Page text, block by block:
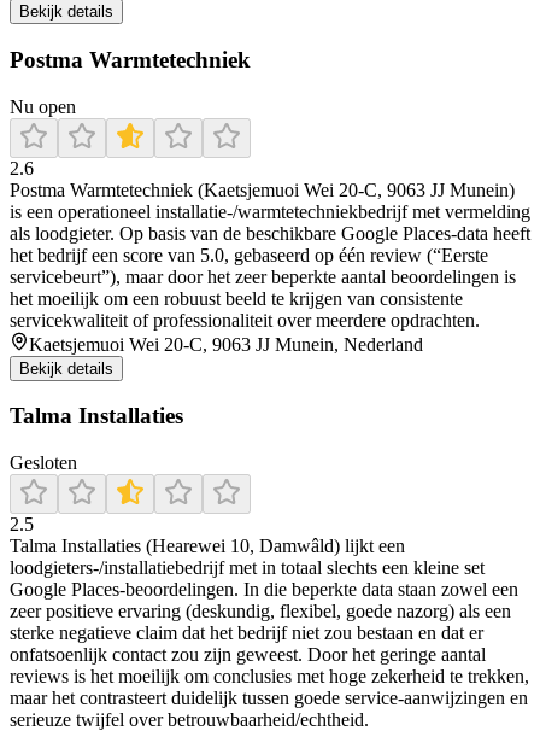
Bekijk details
Postma Warmtetechniek
Nu open
2.6
Postma Warmtetechniek (Kaetsjemuoi Wei 20-C, 9063 JJ Munein)
is een operationeel installatie-/warmtetechniekbedrijf met vermelding
als loodgieter. Op basis van de beschikbare Google Places-data heeft
het bedrijf een score van 5.0, gebaseerd op één review (“Eerste
servicebeurt”), maar door het zeer beperkte aantal beoordelingen is
het moeilijk om een robuust beeld te krijgen van consistente
servicekwaliteit of professionaliteit over meerdere opdrachten.
Kaetsjemuoi Wei 20-C, 9063 JJ Munein, Nederland
Bekijk details
Talma Installaties
Gesloten
2.5
Talma Installaties (Hearewei 10, Damwâld) lijkt een
loodgieters-/installatiebedrijf met in totaal slechts een kleine set
Google Places-beoordelingen. In die beperkte data staan zowel een
zeer positieve ervaring (deskundig, flexibel, goede nazorg) als een
sterke negatieve claim dat het bedrijf niet zou bestaan en dat er
onfatsoenlijk contact zou zijn geweest. Door het geringe aantal
reviews is het moeilijk om conclusies met hoge zekerheid te trekken,
maar het contrasteert duidelijk tussen goede service-aanwijzingen en
serieuze twijfel over betrouwbaarheid/echtheid.